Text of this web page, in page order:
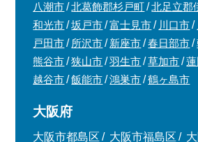
八潮市
北葛飾郡杉戸町 北足立郡
和光市
坂戸市 富士見市 川口市
戸田市
所沢市 新座市 春日部市
熊谷市
狭山市 羽生市 草加市
越谷市
飯能市 鴻巣市 鶴ヶ島市
大阪府
大阪市都島区 大阪市福島区